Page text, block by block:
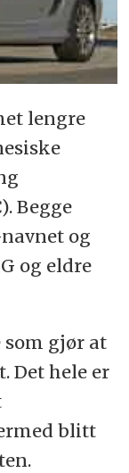
lengre
Begge
og
og eldre
som gjør at
Det hele er
blitt